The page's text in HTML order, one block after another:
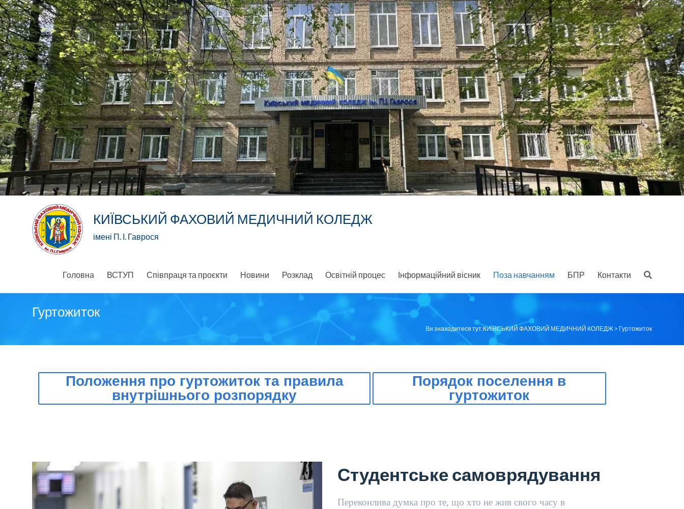
КИЇВСЬКИЙ ФАХОВИЙ МЕДИЧНИЙ КОЛЕДЖ
імені П. І. Гаврося
Головна ВСТУП Співпраця та проєкти Новини Розклад Освітній процес Інформаційний вісник Поза навчанням БПР Контакти
Гуртожиток
Ви знаходитеся тут:КИЇВСЬКИЙ ФАХОВИЙ МЕДИЧНИЙ КОЛЕДЖ > Гуртожиток
Положення про гуртожиток та правила
внутрішнього розпорядку
Порядок поселення в
гуртожиток
Студентське самоврядування
Переконлива думка про те, що хто не жив свого часу в